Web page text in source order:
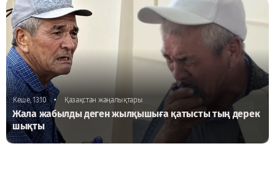
Кеше, 13:10 • Қазақстан жаңалықтары
Жала жабылды деген жылқышыға қатысты тың дерек
шықты